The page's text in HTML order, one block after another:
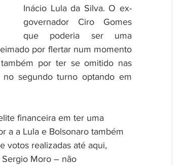
Inácio Lula da Silva. O ex-
governador Ciro Gomes
que poderia ser uma
por flertar num momento
por ter se omitido nas
segundo turno optando em
financeira em ter uma
a a Lula e Bolsonaro também
votos realizadas até aqui,
Moro – não